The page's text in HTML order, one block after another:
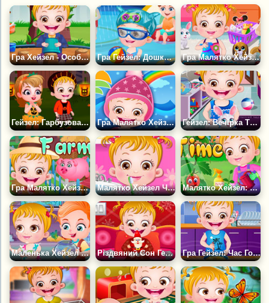
Гра Хейзел - Особиста Гігієна Гра Гейзел: Дошко. Пікнік Гра Малятко Хейзел Прибирає
Гейзел: Гарбузова Вечірка Гра Малятко Хейзел вчить Пори Року Гейзел: Вечірка Тварин
Гра Малятко Хейзел на Фермі Малятко Хейзел Чистить Зуби Малятко Хейзел: Час Садівництва
Маленька Хейзел і Золота Рибка Різдвяний Сон Гейзел Гра Гейзел: Час Готувати